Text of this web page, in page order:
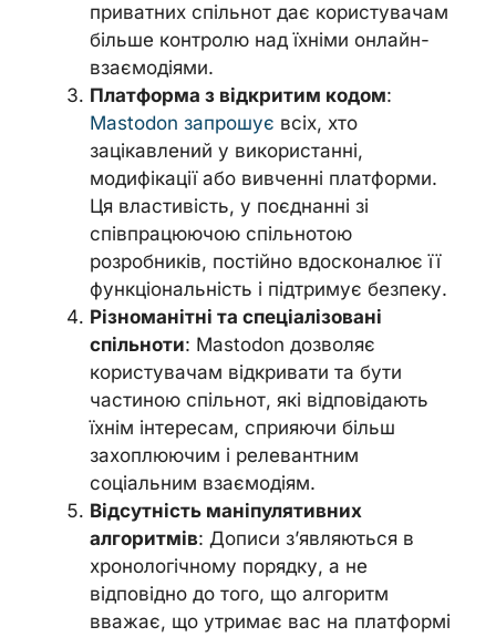
приватних спільнот дає користувачам
більше контролю над їхніми онлайн-
взаємодіями.
Платформа з відкритим кодом:
Mastodon запрошує всіх, хто
зацікавлений у використанні,
модифікації або вивченні платформи.
Ця властивість, у поєднанні зі
співпрацюючою спільнотою
розробників, постійно вдосконалює її
функціональність і підтримує безпеку.
Різноманітні та спеціалізовані
спільноти: Mastodon дозволяє
користувачам відкривати та бути
частиною спільнот, які відповідають
їхнім інтересам, сприяючи більш
захоплюючим і релевантним
соціальним взаємодіям.
Відсутність маніпулятивних
алгоритмів: Дописи з’являються в
хронологічному порядку, а не
відповідно до того, що алгоритм
вважає, що утримає вас на платформі